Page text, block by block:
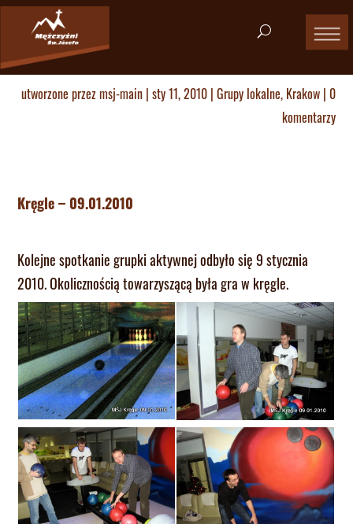
utworzone przezmsj-main| sty 11, 2010| Grupy lokalne, Krakow| 0
komentarzy
Kręgle – 09.01.2010
Kolejne spotkanie grupki aktywnej odbyło się 9 stycznia
2010. Okolicznością towarzyszącą była gra w kręgle.